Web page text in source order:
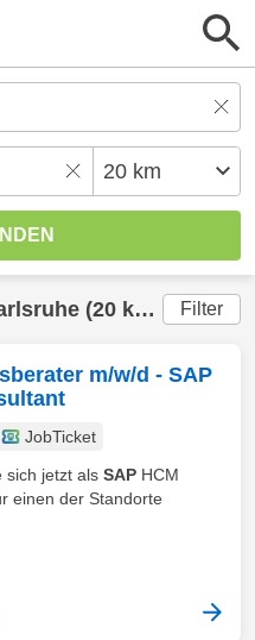
(20 km) gefunden Filter
m/w/d - SAP
JobTicket
sich jetzt als SAP HCM
einen der Standorte